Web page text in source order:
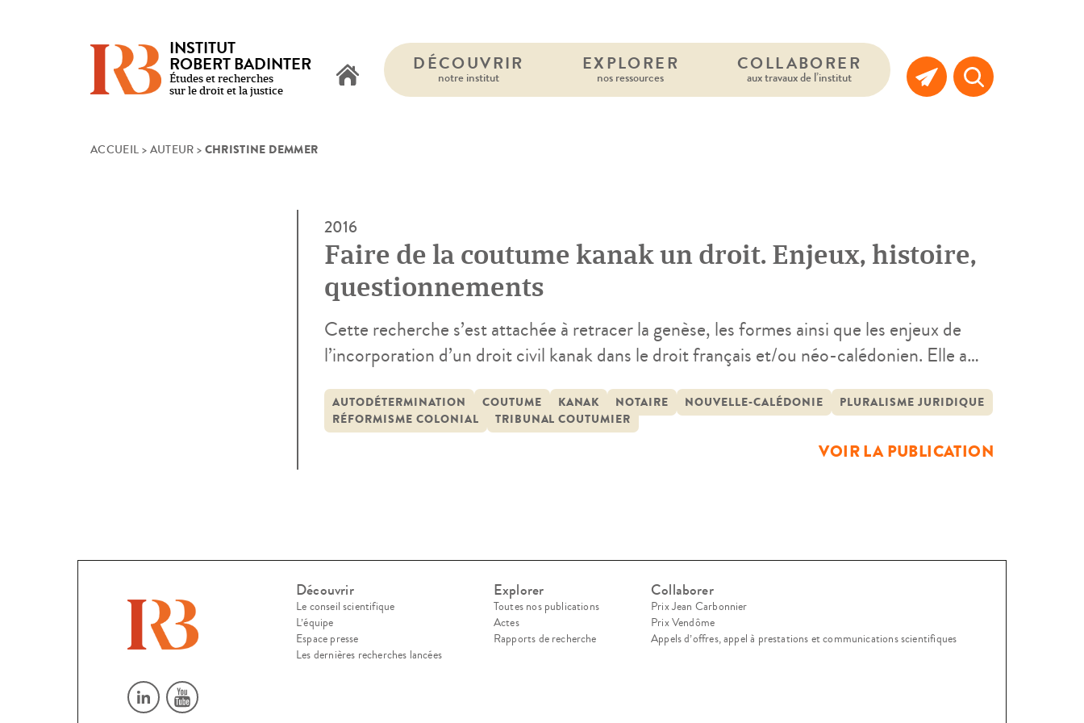
INSTITUT
ROBERT BADINTER
Études et recherches
sur le droit et la justice
DÉCOUVRIR
notre institut
EXPLORER
nos ressources
COLLABORER
aux travaux de l’institut
ACCUEIL > AUTEUR > CHRISTINE DEMMER
2016
Faire de la coutume kanak un droit. Enjeux, histoire,
questionnements
Cette recherche s’est attachée à retracer la genèse, les formes ainsi que les enjeux de
l’incorporation d’un droit civil kanak dans le droit français et/ou néo-calédonien. Elle a
contemporain d’écriture d’un droit coutumier kanak. Elle commence par spécifier la
démarche normative entreprise actuellement […]
AUTODÉTERMINATION COUTUME KANAK NOTAIRE NOUVELLE-CALÉDONIE
PLURALISME JURIDIQUE
RÉFORMISME COLONIAL
TRIBUNAL COUTUMIER
VOIR LA PUBLICATION
Découvrir
Le conseil scientifique
L’équipe
Espace presse
Les dernières recherches lancées
Explorer
Toutes nos publications
Actes
Rapports de recherche
Collaborer
Prix Jean Carbonnier
Prix Vendôme
Appels d’offres, appel à prestations et communications scientifiques